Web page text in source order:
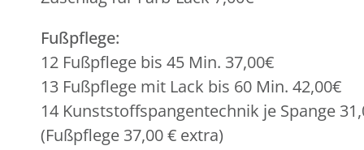
Fußpflege:
12 Fußpflege bis 45 Min. 37,00€
13 Fußpflege mit Lack bis 60 Min. 42,00€
14 Kunststoffspangentechnik je Spange
(Fußpflege 37,00 € extra)